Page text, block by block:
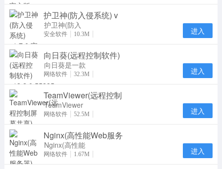
篡改的软件，
采用
护卫神(防入侵系统) v
护卫神(防入
侵系统)官方
器安全管理软
件，护
安全软件 10.3M 进入
向日葵(远程控制软件)
向日葵是一款
专业实用的远
程控制软件。
向日葵远程控
制
网络软件 32.3M 进入
TeamViewer(远程控制
TeamViewer
是一个在任何
代理的后台用
于远
网络软件 52.5M 进入
Nginx(高性能Web服务
Nginx(高性能
Web服务器)
网络软件 1.67M 进入